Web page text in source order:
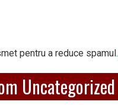
pentru a reduce spamul.
Uncategorized